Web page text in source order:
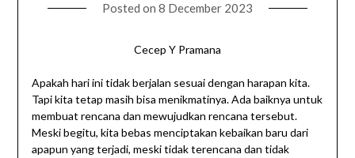
Posted on 8 December 2023
Cecep Y Pramana
Apakah hari ini tidak berjalan sesuai dengan harapan kita.
Tapi kita tetap masih bisa menikmatinya. Ada baiknya untuk
membuat rencana dan mewujudkan rencana tersebut.
Meski begitu, kita bebas menciptakan kebaikan baru dari
apapun yang terjadi, meski tidak terencana dan tidak